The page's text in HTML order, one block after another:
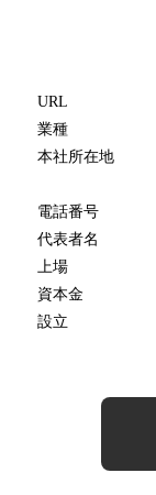
URL
業種
本社所在地
電話番号
代表者名
上場
資本金
設立